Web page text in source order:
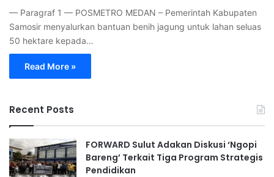
— Paragraf 1 — POSMETRO MEDAN – Pemerintah Kabupaten
Samosir menyalurkan bantuan benih jagung untuk lahan seluas
50 hektare kepada…
Read More »
Recent Posts
FORWARD Sulut Adakan Diskusi ‘Ngopi
Bareng’ Terkait Tiga Program Strategis
Pendidikan